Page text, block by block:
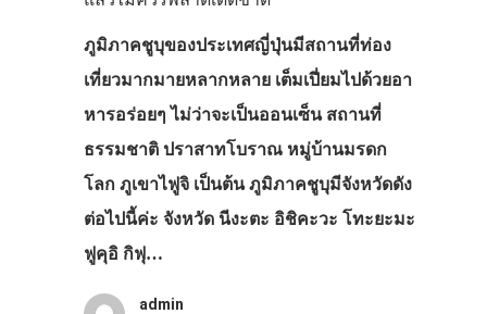
ภูมิภาคชูบุของประเทศญี่ปุ่นมีสถานที่ท่อง
เที่ยวมากมายหลากหลาย เต็มเปี่ยมไปด้วยอา
หารอร่อยๆ ไม่ว่าจะเป็นออนเซ็น สถานที่
ธรรมชาติ ปราสาทโบราณ หมู่บ้านมรดก
โลก ภูเขาไฟูจิ เป็นต้น ภูมิภาคชูบุมีจังหวัดดัง
ต่อไปนี้ค่ะ จังหวัด นีงะตะ อิชิคะวะ โทะยะมะ
ฟูคุอิ กิฟุ…
admin